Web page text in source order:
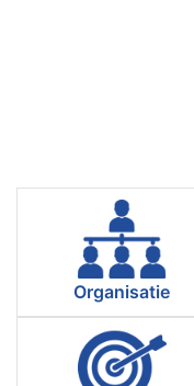
Organisatie